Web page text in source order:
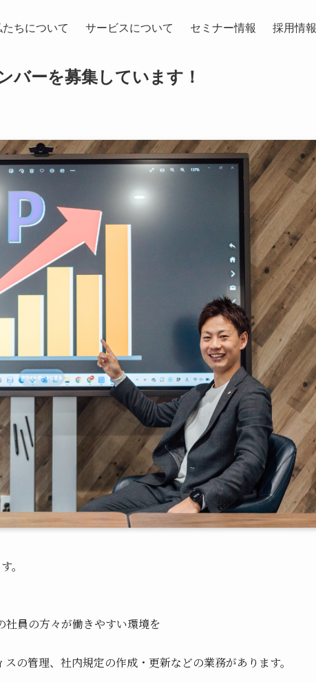
たちについて サービスについて セミナー情報 採用情報
バーを募集しています！
。
員の方々が働きやすい環境を
の管理、社内規定の作成・更新などの業務があります。